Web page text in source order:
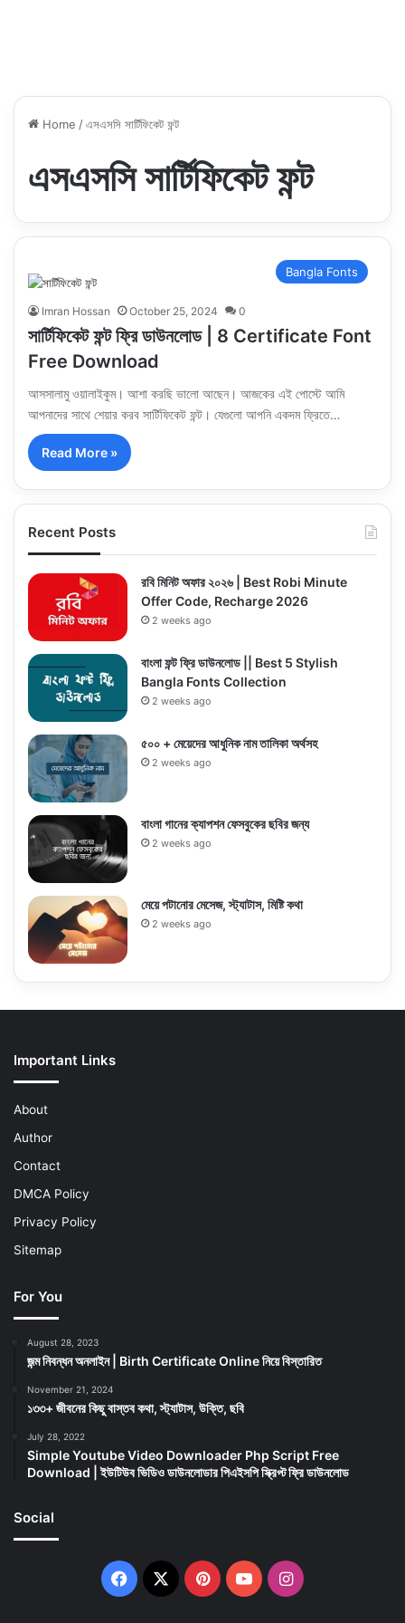
Home /এসএসসি সার্টিফিকেট ফন্ট
এসএসসি সার্টিফিকেট ফন্ট
Bangla Fonts
Imran Hossan October 25, 2024 0
সার্টিফিকেট ফন্ট ফ্রি ডাউনলোড | 8 Certificate Font
Free Download
আসসালামু ওয়ালাইকুম। আশা করছি ভালো আছেন। আজকের এই পোস্টে আমি
আপনাদের সাথে শেয়ার করব সার্টিফিকেট ফন্ট। যেগুলো আপনি একদম ফ্রিতে…
Read More »
Recent Posts
রবি মিনিট অফার ২০২৬ | Best Robi Minute
Offer Code, Recharge 2026
2 weeks ago
বাংলা ফন্ট ফ্রি ডাউনলোড || Best 5 Stylish
Bangla Fonts Collection
2 weeks ago
৫০০ + মেয়েদের আধুনিক নাম তালিকা অর্থসহ
2 weeks ago
বাংলা গানের ক্যাপশন ফেসবুকের ছবির জন্য
2 weeks ago
মেয়ে পটানোর মেসেজ, স্ট্যাটাস, মিষ্টি কথা
2 weeks ago
Important Links
About
Author
Contact
DMCA Policy
Privacy Policy
Sitemap
For You
August 28, 2023
জন্ম নিবন্ধন অনলাইন | Birth Certificate Online নিয়ে বিস্তারিত
November 21, 2024
১৩৩+ জীবনের কিছু বাস্তব কথা, স্ট্যাটাস, উক্তি, ছবি
July 28, 2022
Simple Youtube Video Downloader Php Script Free
Download | ইউটিউব ভিডিও ডাউনলোডার পিএইসপি স্ক্রিপ্ট ফ্রি ডাউনলোড
Social
Facebook
X PinterestYouTubeInstagram